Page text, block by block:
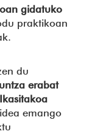
gidatuko
praktikoan
du
erabat
Ikasitakoa
emango